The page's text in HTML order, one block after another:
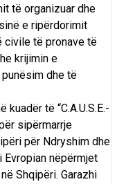
të organizuar dhe
e ripërdorimit
civile të pronave të
krijimin e
dhe të
të “C.A.U.S.E.-
sipërmarrje
për Ndryshim dhe
Evropian nëpërmjet
Shqipëri. Garazhi